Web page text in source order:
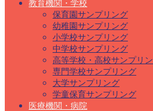
教育機関・学校
保育園サンプリング
幼稚園サンプリング
小学校サンプリング
中学校サンプリング
高等学校・高校サンプリ
専門学校サンプリング
大学サンプリング
学童保育サンプリング
医療機関・病院